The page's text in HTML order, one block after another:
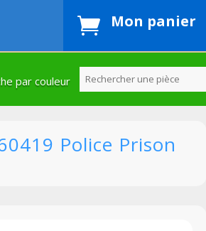
 Mon panier
par couleur
Police Prison